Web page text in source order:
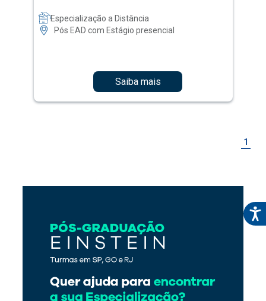
Especialização a Distância
Pós EAD com Estágio presencial
Saiba mais
1